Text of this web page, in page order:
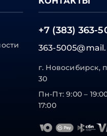
+7 (383) 363-
363-
г. Новосибирск,
30
Пн-Пт: 9:00 –
17:00